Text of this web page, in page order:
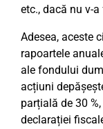
etc., dacă nu v-
Adesea, aceste
rapoartele
ale fondului
acțiuni
parțială de 30
declarației